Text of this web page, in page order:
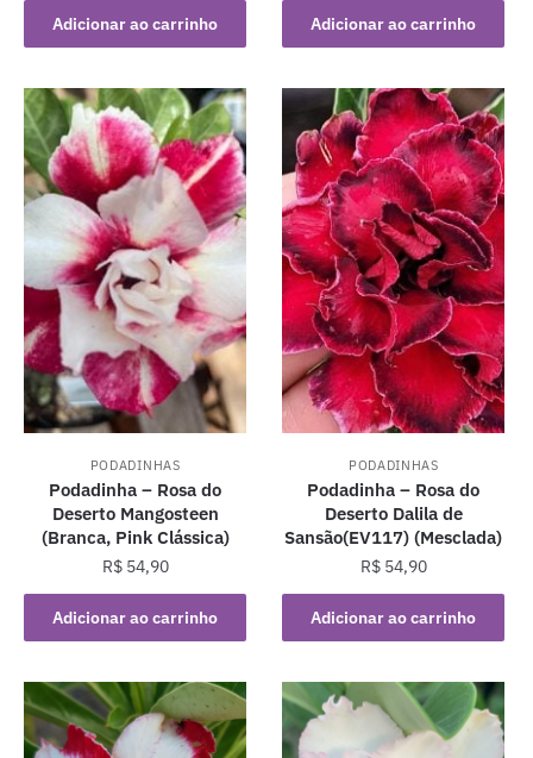
Adicionar ao carrinho Adicionar ao carrinho
PODADINHAS
Podadinha – Rosa do
Deserto Mangosteen
(Branca, Pink Clássica)
R$54,90
Adicionar ao carrinho
PODADINHAS
Podadinha – Rosa do
Deserto Dalila de
Sansão(EV117) (Mesclada)
R$54,90
Adicionar ao carrinho